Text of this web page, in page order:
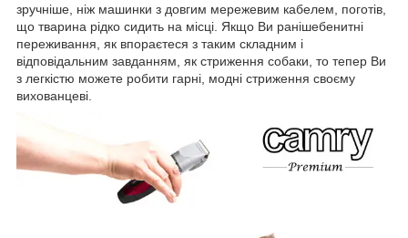
зручніше, ніж машинки з довгим мережевим кабелем, поготів,
що тварина рідко сидить на місці. Якщо Ви ранішебенитні
переживання, як впораєтеся з таким складним і
відповідальним завданням, як стриження собаки, то тепер Ви
з легкістю можете робити гарні, модні стриження своєму
вихованцеві.